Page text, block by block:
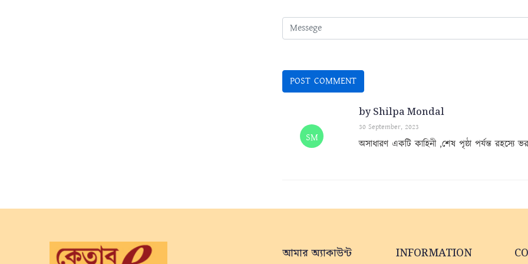
SM
by Shilpa Mondal
30 September, 2023
অসাধারণ একটি কাহিনী ,শেষ পৃষ্ঠা পর্যন্ত রহস্যে
আমার অ্যাকাউন্ট INFORMATION